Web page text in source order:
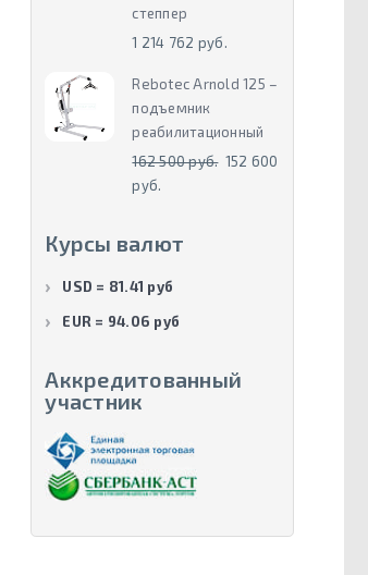
степпер
1 214 762 руб.
Rebotec Arnold 125 –
подъемник
реабилитационный
162 500 руб. 152 600
руб.
Курсы валют
USD = 81.41 руб
EUR = 94.06 руб
Аккредитованный
участник